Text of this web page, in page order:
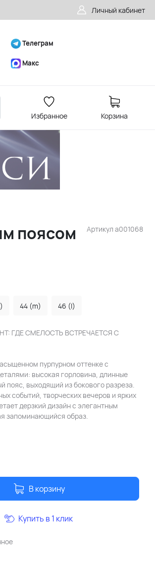
Личный кабинет
Телеграм
Макс
Избранное Корзина
Артикул a001068
поясом
44 (m) 46 (l)
ГДЕ СМЕЛОСТЬ ВСТРЕЧАЕТСЯ С
пурпурном оттенке с
высокая горловина, длинные
пояс, выходящий из бокового разреза.
событий, творческих вечеров и ярких
дерзкий дизайн с элегантным
запоминающийся образ.
В корзину
Купить в 1 клик